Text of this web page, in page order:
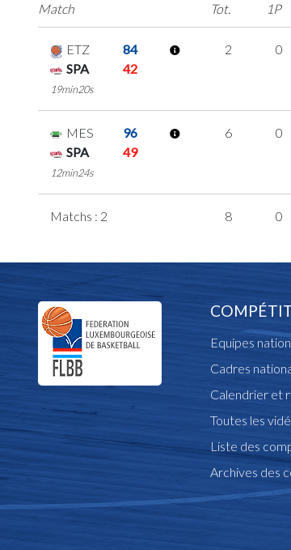
Match
Tot.
1P
ETZ
84
SPA
42
19min20s
2 0
MES
96
SPA
49
12min24s
6 0
Matchs : 2 8 0
Equipes
Cadres
Calendrier et
Toutes les
Liste des
Archives des